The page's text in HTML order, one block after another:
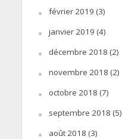
février 2019 (3)
janvier 2019 (4)
décembre 2018 (2)
novembre 2018 (2)
octobre 2018 (7)
septembre 2018 (5)
août 2018 (3)